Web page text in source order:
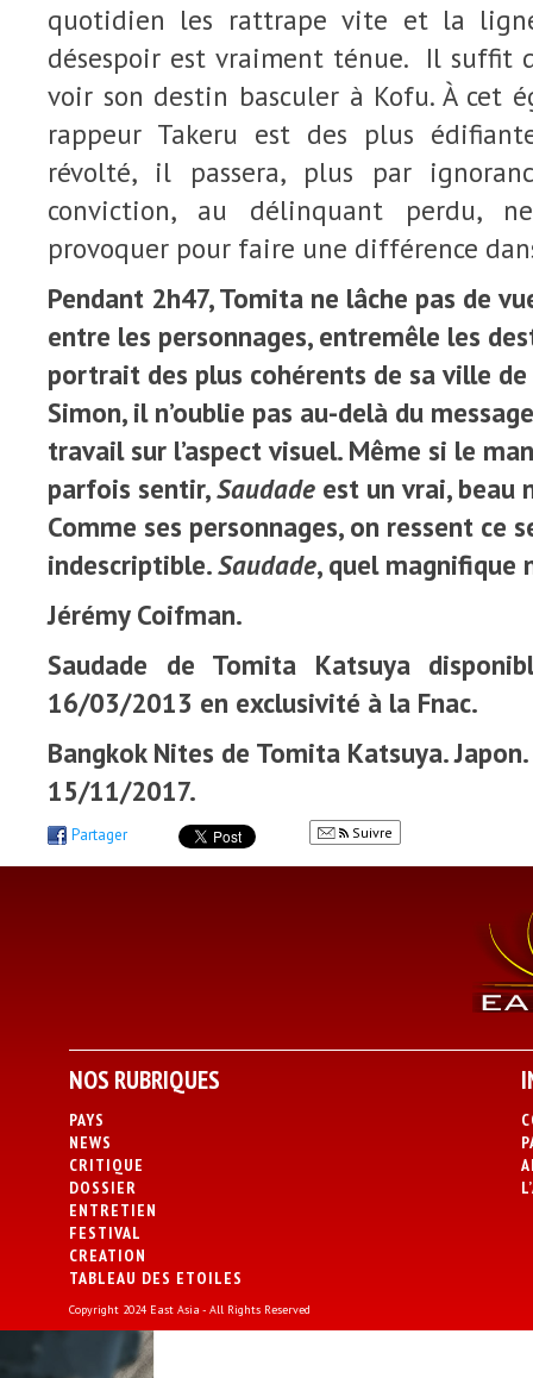
quotidien les rattrape vite et la
désespoir est vraiment ténue. Il suffit
voir son destin basculer à Kofu. À cet
rappeur Takeru est des plus
révolté, il passera, plus par
conviction, au délinquant perdu,
provoquer pour faire une différence
Pendant 2h47, Tomita ne lâche pas de
entre les personnages, entremêle les
portrait des plus cohérents de sa ville de
Simon, il n’oublie pas au-delà du
travail sur l’aspect visuel. Même si le
parfois sentir,Saudade est un vrai, beau
Comme ses personnages, on ressent ce
indescriptible.Saudade, quel magnifique
Jérémy Coifman.
Saudade de Tomita Katsuya
16/03/2013 en exclusivité à la Fnac.
Bangkok Nites de Tomita Katsuya.
15/11/2017.
Partager Suivre
NOS RUBRIQUES
PAYS
NEWS
CRITIQUE
DOSSIER
ENTRETIEN
FESTIVAL
CREATION
TABLEAU DES ETOILES
Copyright 2024 East Asia - All Rights Reserved